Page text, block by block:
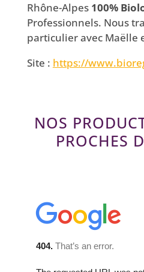
Rhône-Alpes 100%
Professionnels. Nous
particulier avec Maëlle
Site : https://
NOS
PROCHES